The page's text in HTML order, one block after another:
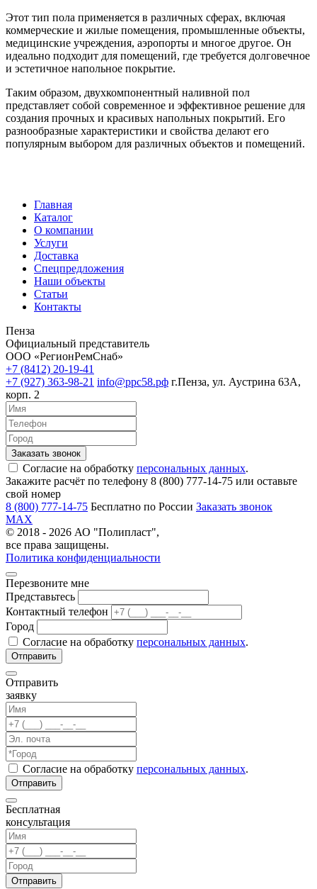
Этот тип пола применяется в различных сферах, включая
коммерческие и жилые помещения, промышленные объекты,
медицинские учреждения, аэропорты и многое другое. Он
идеально подходит для помещений, где требуется долговечное
и эстетичное напольное покрытие.
Таким образом, двухкомпонентный наливной пол
представляет собой современное и эффективное решение для
создания прочных и красивых напольных покрытий. Его
разнообразные характеристики и свойства делают его
популярным выбором для различных объектов и помещений.
Главная
Каталог
О компании
Услуги
Доставка
Спецпредложения
Наши объекты
Статьи
Контакты
Пенза
Официальный представитель
ООО «РегионРемСнаб»
+7 (8412) 20-19-41
+7 (927) 363-98-21 info@ррс58.рф г.Пенза, ул. Аустрина 63А,
корп. 2
Согласие на обработку персональных данных.
Закажите расчёт по телефону 8 (800) 777-14-75 или оставьте
свой номер
8 (800) 777-14-75 Бесплатно по России Заказать звонок
MAX
© 2018 - 2026 АО "Полипласт",
все права защищены.
Политика конфиденциальности
Перезвоните мне
Представьтесь
Контактный телефон
Город
Согласие на обработку персональных данных.
Отправить
заявку
Согласие на обработку персональных данных.
Бесплатная
консультация